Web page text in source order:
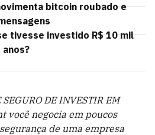
bitcoin roubado e
tivesse investido R$ 10 mil
anos?
SEGURO DE INVESTIR EM
você negocia em poucos
de uma empresa